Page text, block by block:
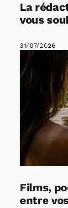
La
vous
31/07/2026
Films,
entre